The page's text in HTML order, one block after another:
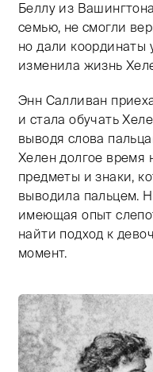
Беллу из
семью, не смогли
но дали координаты
изменила жизнь
Энн Салливан
и стала обучать
выводя слова
Хелен долгое время
предметы и знаки,
выводила пальцем.
имеющая опыт
найти подход к
момент.